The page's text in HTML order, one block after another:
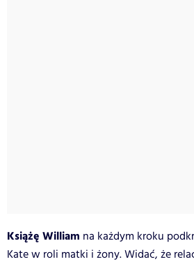
Książę William na każdym kroku
Kate w roli matki i żony. Widać, że